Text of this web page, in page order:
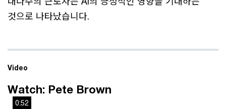
것으로 나타났습니다.
Video
Watch: Pete Brown
0:52